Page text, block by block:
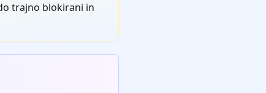
trajno blokirani in